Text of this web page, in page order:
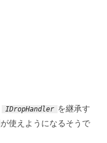
IDropHandler を継承す
が使えようになるそうで